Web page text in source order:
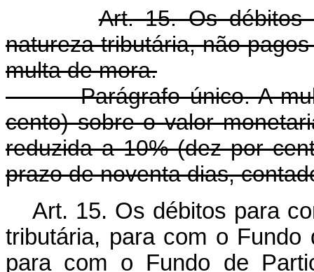
Art. 15. Os débitos
natureza tributária, não
multa de mora.
Parágrafo único. A multa
cento) sobre o valor
reduzida a 10% (dez por
prazo de noventa dias,
Art. 15. Os débitos para
tributária, para com o Fundo
para com o Fundo de